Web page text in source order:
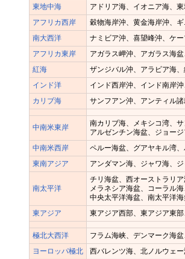
東地中海
アドリア海、イオニア海、
アフリカ西岸
穀物海岸沖、黄金海岸沖、
南大西洋
ナミビア沖、喜望峰沖、ケ
アフリカ東岸
アガラス岬沖、アガラス海
紅海
ザンジバル沖、アラビア海
インド洋
インド西岸沖、インド南岸
カリブ海
サンフアン沖、アンティル
中南米東岸
南カリブ海、メキシコ湾、
アルゼンチン海盆、ジョー
中南米西岸
ペルー海盆、グアヤキル湾
東南アジア
アンダマン海、ジャワ海、
南太平洋
チリ海盆、西オーストラリ
メラネシア海盆、コーラル
中央太平洋海盆、南太平洋
東アジア
東アジア西部、東アジア東
極北大西洋
フラム海峡、デンマーク海
ヨーロッパ極北
西バレンツ海、北ノルウェ